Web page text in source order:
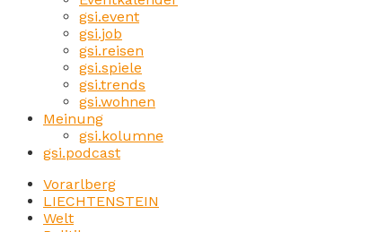
gsi.event
gsi.job
gsi.reisen
gsi.spiele
gsi.trends
gsi.wohnen
Meinung
gsi.kolumne
gsi.podcast
Vorarlberg
LIECHTENSTEIN
Welt